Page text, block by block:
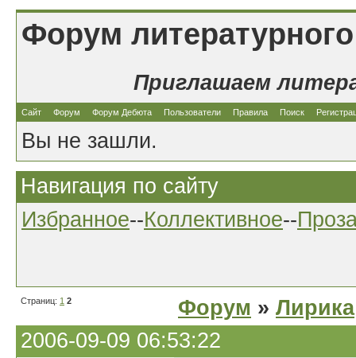
Форум
Приглашаем
Сайт Форум Форум Дебюта Пользователи Правила Поиск
Вы не зашли.
Навигация по сайту
Избранное--Коллективное--
Страниц: 1 2 Форум » Лирика
2006-09-09 06:53:22